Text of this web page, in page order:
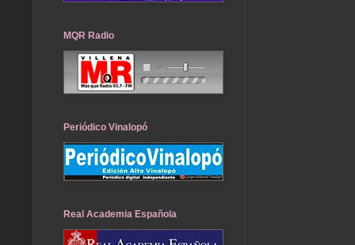
MQR Radio
Periódico Vinalopó
Real Academia Española